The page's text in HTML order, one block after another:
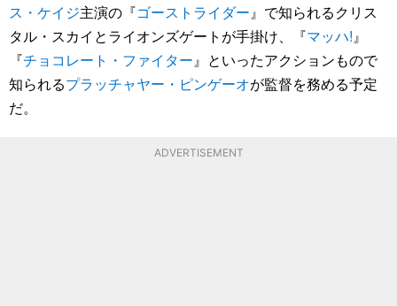
ス・ケイジ主演の『ゴーストライダー』で知られるクリス
タル・スカイとライオンズゲートが手掛け、『マッハ!』
『チョコレート・ファイター』といったアクションもので
知られるプラッチャヤー・ピンゲーオが監督を務める予定
だ。
ADVERTISEMENT